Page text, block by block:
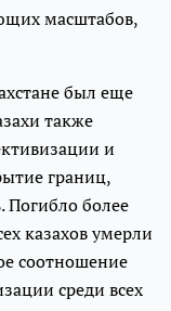
масштабов,
был еще
также
и
границ,
более
казахов умерли
соотношение
среди всех